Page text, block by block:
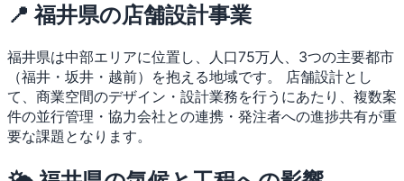
📍 福井県の店舗設計事業
福井県は中部エリアに位置し、人口75万人、3つの主要都市
（福井・坂井・越前）を抱える地域です。 店舗設計とし
て、商業空間のデザイン・設計業務を行うにあたり、複数案
件の並行管理・協力会社との連携・発注者への進捗共有が重
要な課題となります。